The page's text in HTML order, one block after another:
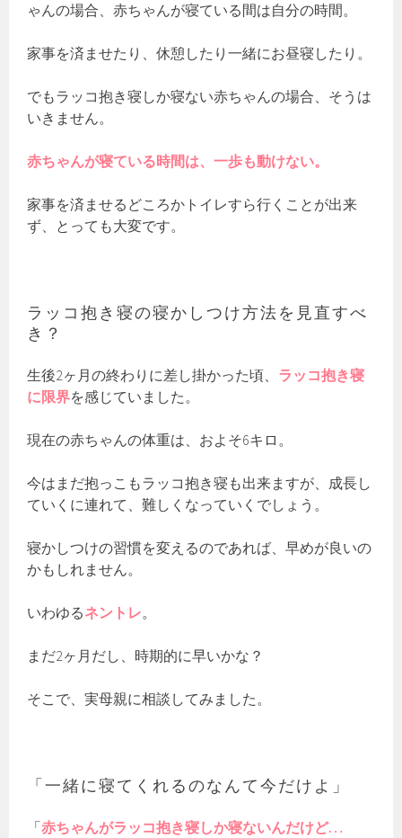
ゃんの場合、赤ちゃんが寝ている間は自分の時間。
家事を済ませたり、休憩したり一緒にお昼寝したり。
でもラッコ抱き寝しか寝ない赤ちゃんの場合、そうは
いきません。
赤ちゃんが寝ている時間は、一歩も動けない。
家事を済ませるどころかトイレすら行くことが出来
ず、とっても大変です。
ラッコ抱き寝の寝かしつけ方法を見直すべ
き？
生後2ヶ月の終わりに差し掛かった頃、 ラッコ抱き寝
に限界を感じていました。
現在の赤ちゃんの体重は、およそ6キロ。
今はまだ抱っこもラッコ抱き寝も出来ますが、成長し
ていくに連れて、難しくなっていくでしょう。
寝かしつけの習慣を変えるのであれば、早めが良いの
かもしれません。
いわゆるネントレ。
まだ2ヶ月だし、時期的に早いかな？
そこで、実母親に相談してみました。
「一緒に寝てくれるのなんて今だけよ」
「赤ちゃんがラッコ抱き寝しか寝ないんだけど…